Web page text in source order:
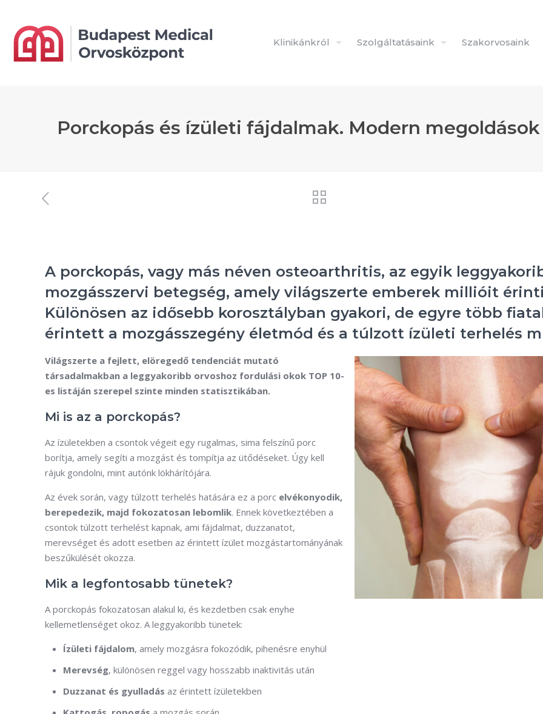
Klinikánkról Szolgáltatásaink Szakorvosaink
Porckopás és ízületi fájdalmak. Modern
A porckopás, vagy más néven osteoarthritis, az egyik
mozgásszervi betegség, amely világszerte emberek millióit
Különösen az idősebb korosztályban gyakori, de egyre több
érintett a mozgásszegény életmód és a túlzott ízületi terhelés
Világszerte a fejlett, elöregedő tendenciát mutató
társadalmakban a leggyakoribb orvoshoz fordulási okok TOP 10-
es listáján szerepel szinte minden statisztikában.
Mi is az a porckopás?
Az ízületekben a csontok végeit egy rugalmas, sima felszínű porc
borítja, amely segíti a mozgást és tompítja az ütődéseket. Úgy kell
rájuk gondolni, mint autónk lökhárítójára.
Az évek során, vagy túlzott terhelés hatására ez a porc elvékonyodik,
berepedezik, majd fokozatosan lebomlik. Ennek következtében a
csontok túlzott terhelést kapnak, ami fájdalmat, duzzanatot,
merevséget és adott esetben az érintett ízület mozgástartományának
beszűkülését okozza.
Mik a legfontosabb tünetek?
A porckopás fokozatosan alakul ki, és kezdetben csak enyhe
kellemetlenséget okoz. A leggyakoribb tünetek:
Ízületi fájdalom, amely mozgásra fokozódik, pihenésre enyhül
Merevség, különösen reggel vagy hosszabb inaktivitás után
Duzzanat és gyulladás az érintett ízületekben